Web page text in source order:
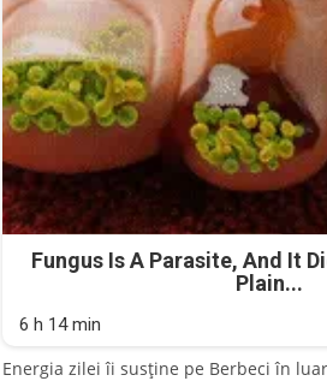
Fungus Is A Parasite, And It
Plain...
6 h 14 min
Energia zilei îi susține pe Berbeci în